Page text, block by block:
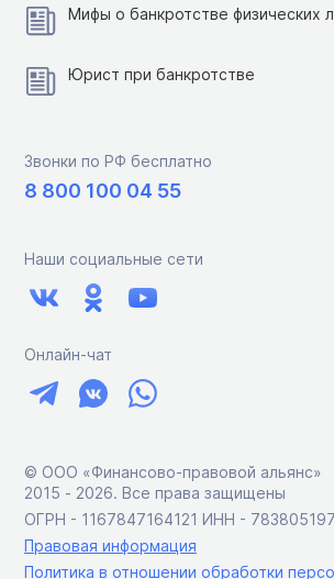
Мифы о банкротстве физических
Юрист при банкротстве
Звонки по РФ бесплатно
8 800 100 04 55
Наши социальные сети
Онлайн-чат
© ООО «Финансово-правовой альянс»
2015 ‑ 2026. Все права защищены
ОГРН - 1167847164121 ИНН -
Правовая информация
Политика в отношении обработки